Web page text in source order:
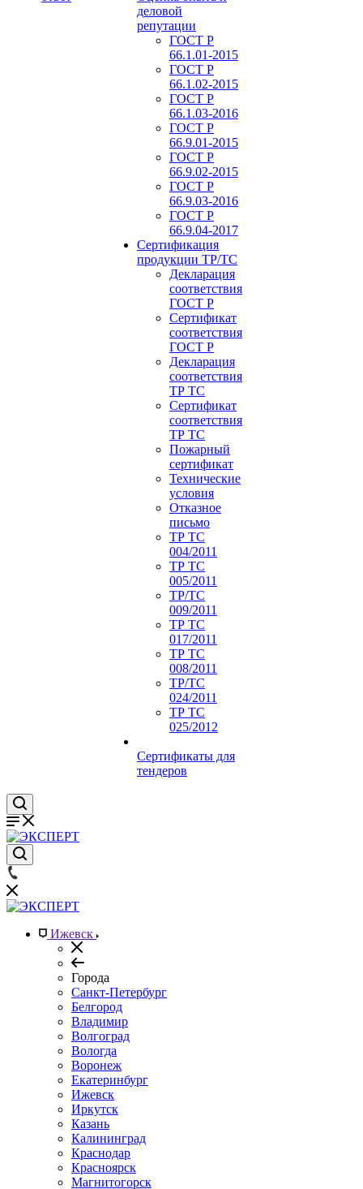
деловой
репутации
ГОСТ Р
66.1.01-2015
ГОСТ Р
66.1.02-2015
ГОСТ Р
66.1.03-2016
ГОСТ Р
66.9.01-2015
ГОСТ Р
66.9.02-2015
ГОСТ Р
66.9.03-2016
ГОСТ Р
66.9.04-2017
Сертификация
продукции ТР/ТС
Декларация
соответствия
ГОСТ Р
Сертификат
соответствия
ГОСТ Р
Декларация
соответствия
ТР ТС
Сертификат
соответствия
ТР ТС
Пожарный
сертификат
Технические
условия
Отказное
письмо
ТР ТС
004/2011
ТР ТС
005/2011
ТР/ТС
009/2011
ТР ТС
017/2011
ТР ТС
008/2011
ТР/ТС
024/2011
ТР ТС
025/2012
Сертификаты для
тендеров
Ижевск
Города
Санкт-Петербург
Белгород
Владимир
Волгоград
Вологда
Воронеж
Екатеринбург
Ижевск
Иркутск
Казань
Калининград
Краснодар
Красноярск
Магнитогорск